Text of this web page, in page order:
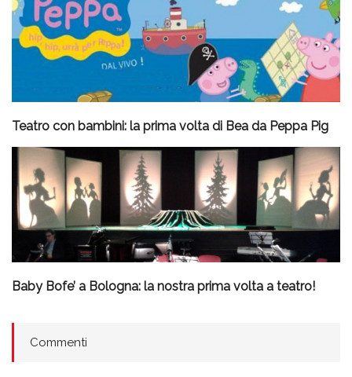
Teatro con bambini: la prima volta di Bea da Peppa Pig
Baby Bofe’ a Bologna: la nostra prima volta a teatro!
Commenti